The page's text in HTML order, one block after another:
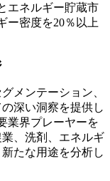
エネルギー貯蔵市
ー密度を20％以上
メンテーション、
深い洞察を提供し
業界プレーヤーを
、洗剤、エネルギ
たな用途を分析し